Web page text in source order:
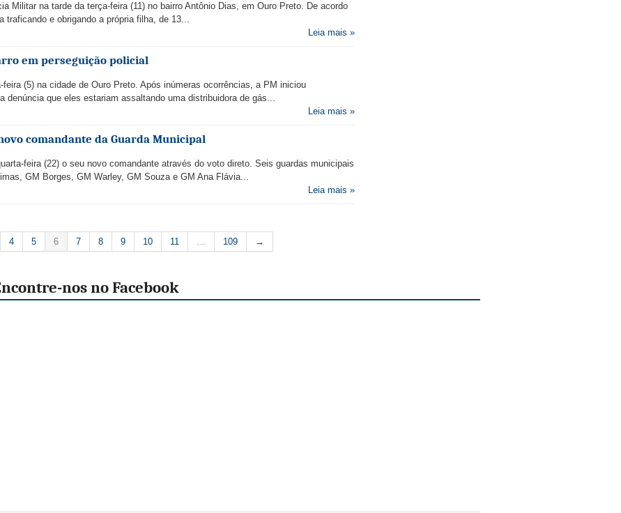
Militar na tarde da terça-feira (11) no bairro Antônio Dias, em Ouro Preto. De acordo
e obrigando a própria filha, de 13...
Leia mais »
em perseguição policial
(5) na cidade de Ouro Preto. Após inúmeras ocorrências, a PM iniciou
denúncia que eles estariam assaltando uma distribuidora de gás...
Leia mais »
comandante da Guarda Municipal
feira (22) o seu novo comandante através do voto direto. Seis guardas municipais
GM Borges, GM Warley, GM Souza e GM Ana Flávia...
Leia mais »
4 5 6 7 8 9 10 11 … 109 →
nos no Facebook